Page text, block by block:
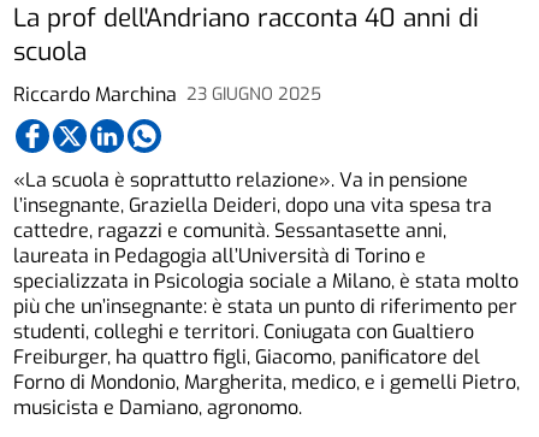
Riccardo Marchina 23 GIUGNO 2025
La prof dell'Andriano racconta 40 anni di
scuola
«La scuola è soprattutto relazione». Va in pensione
l’insegnante, Graziella Deideri, dopo una vita spesa tra
cattedre, ragazzi e comunità. Sessantasette anni,
laureata in Pedagogia all’Università di Torino e
specializzata in Psicologia sociale a Milano, è stata molto
più che un’insegnante: è stata un punto di riferimento per
studenti, colleghi e territori. Coniugata con Gualtiero
Freiburger, ha quattro figli, Giacomo, panificatore del
Forno di Mondonio, Margherita, medico, e i gemelli Pietro,
musicista e Damiano, agronomo.